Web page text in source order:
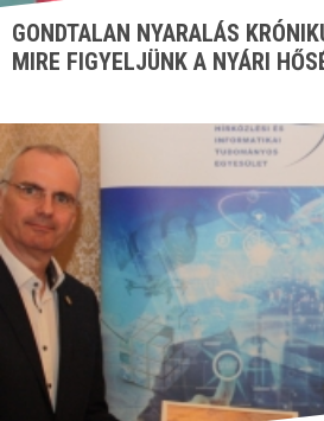
GONDTALAN NYARALÁS
MIRE FIGYELJÜNK A NYÁRI